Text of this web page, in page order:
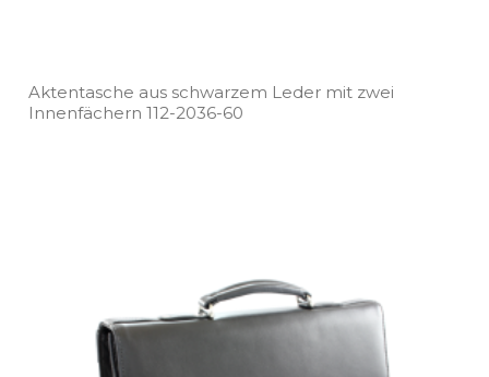
Aktentasche aus schwarzem Leder mit zwei
Innenfächern 112­-2036­-60